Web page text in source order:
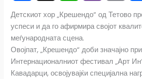
F
a
c
e
X
W
h
a
t
V
i
b
e
E
m
a
i
S
h
a
r
Детскиот хор „Крешендо“ од Тетово
успеси и да го афирмира својот
меѓународната сцена.
Овојпат, „Крешендо“ доби значајно
Интернационалниот фестивал „Арт
Кавадарци, освојувајќи специјална